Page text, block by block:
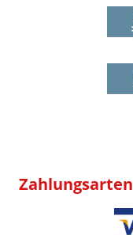
Zahlungsarten